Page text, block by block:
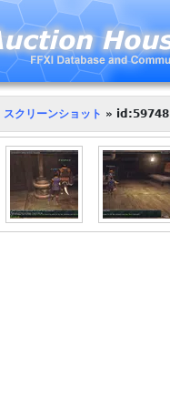
スクリーンショット » id:59748